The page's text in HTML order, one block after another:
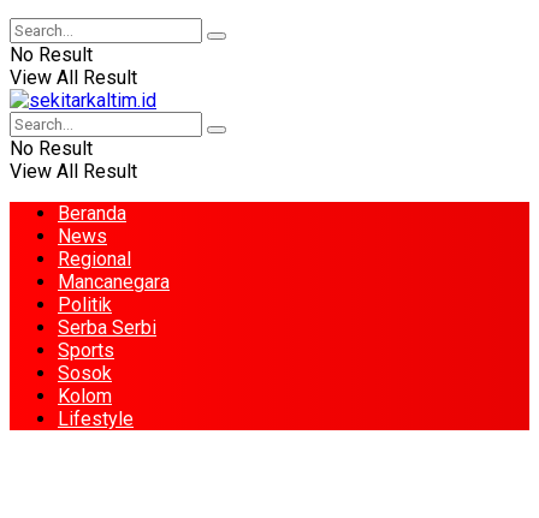
No Result
View All Result
No Result
View All Result
Beranda
News
Regional
Mancanegara
Politik
Serba Serbi
Sports
Sosok
Kolom
Lifestyle